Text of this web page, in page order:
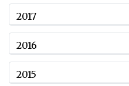
2017
2016
2015